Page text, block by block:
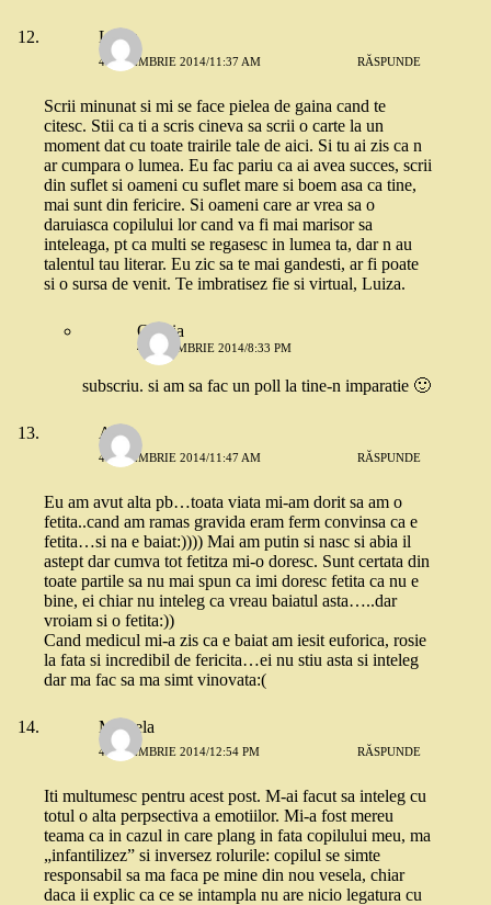
Luiza
4 NOIEMBRIE 2014/11:37 AM RĂSPUNDE
Scrii minunat si mi se face pielea de gaina cand te
citesc. Stii ca ti a scris cineva sa scrii o carte la un
moment dat cu toate trairile tale de aici. Si tu ai zis ca n
ar cumpara o lumea. Eu fac pariu ca ai avea succes, scrii
din suflet si oameni cu suflet mare si boem asa ca tine,
mai sunt din fericire. Si oameni care ar vrea sa o
daruiasca copilului lor cand va fi mai marisor sa
inteleaga, pt ca multi se regasesc in lumea ta, dar n au
talentul tau literar. Eu zic sa te mai gandesti, ar fi poate
si o sursa de venit. Te imbratisez fie si virtual, Luiza.
Omnia
4 NOIEMBRIE 2014/8:33 PM
subscriu. si am sa fac un poll la tine-n imparatie 🙂
Anca
4 NOIEMBRIE 2014/11:47 AM RĂSPUNDE
Eu am avut alta pb…toata viata mi-am dorit sa am o
fetita..cand am ramas gravida eram ferm convinsa ca e
fetita…si na e baiat:)))) Mai am putin si nasc si abia il
astept dar cumva tot fetitza mi-o doresc. Sunt certata din
toate partile sa nu mai spun ca imi doresc fetita ca nu e
bine, ei chiar nu inteleg ca vreau baiatul asta…..dar
vroiam si o fetita:))
Cand medicul mi-a zis ca e baiat am iesit euforica, rosie
la fata si incredibil de fericita…ei nu stiu asta si inteleg
dar ma fac sa ma simt vinovata:(
Mihaela
4 NOIEMBRIE 2014/12:54 PM RĂSPUNDE
Iti multumesc pentru acest post. M-ai facut sa inteleg cu
totul o alta perpsectiva a emotiilor. Mi-a fost mereu
teama ca in cazul in care plang in fata copilului meu, ma
„infantilizez” si inversez rolurile: copilul se simte
responsabil sa ma faca pe mine din nou vesela, chiar
daca ii explic ca ce se intampla nu are nicio legatura cu